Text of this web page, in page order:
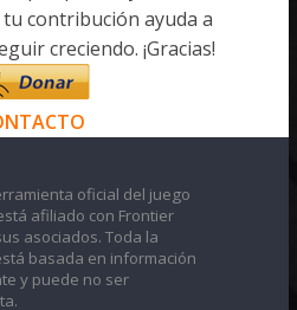
contribución ayuda a
creciendo. ¡Gracias!
oficial del juego
afiliado con Frontier
asociados. Toda la
basada en información
y puede no ser